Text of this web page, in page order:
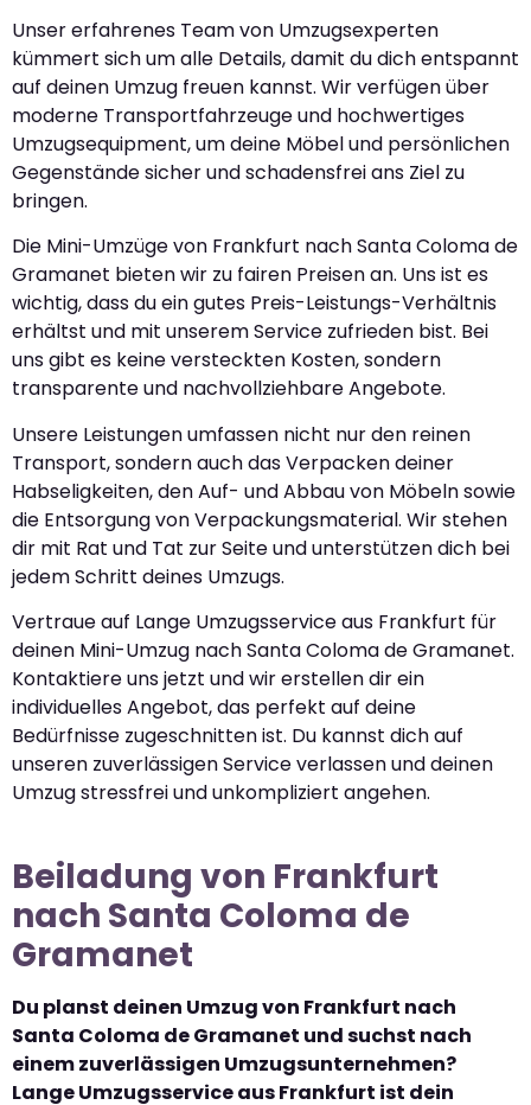
Unser erfahrenes Team von Umzugsexperten
kümmert sich um alle Details, damit du dich entspannt
auf deinen Umzug freuen kannst. Wir verfügen über
moderne Transportfahrzeuge und hochwertiges
Umzugsequipment, um deine Möbel und persönlichen
Gegenstände sicher und schadensfrei ans Ziel zu
bringen.
Die Mini-Umzüge von Frankfurt nach Santa Coloma de
Gramanet bieten wir zu fairen Preisen an. Uns ist es
wichtig, dass du ein gutes Preis-Leistungs-Verhältnis
erhältst und mit unserem Service zufrieden bist. Bei
uns gibt es keine versteckten Kosten, sondern
transparente und nachvollziehbare Angebote.
Unsere Leistungen umfassen nicht nur den reinen
Transport, sondern auch das Verpacken deiner
Habseligkeiten, den Auf- und Abbau von Möbeln sowie
die Entsorgung von Verpackungsmaterial. Wir stehen
dir mit Rat und Tat zur Seite und unterstützen dich bei
jedem Schritt deines Umzugs.
Vertraue auf Lange Umzugsservice aus Frankfurt für
deinen Mini-Umzug nach Santa Coloma de Gramanet.
Kontaktiere uns jetzt und wir erstellen dir ein
individuelles Angebot, das perfekt auf deine
Bedürfnisse zugeschnitten ist. Du kannst dich auf
unseren zuverlässigen Service verlassen und deinen
Umzug stressfrei und unkompliziert angehen.
Beiladung von Frankfurt
nach Santa Coloma de
Gramanet
Du planst deinen Umzug von Frankfurt nach
Santa Coloma de Gramanet und suchst nach
einem zuverlässigen Umzugsunternehmen?
Lange Umzugsservice aus Frankfurt ist dein